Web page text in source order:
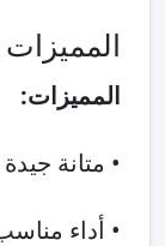
المميزات:
• متانة
• أداء